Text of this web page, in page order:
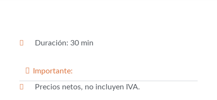
Duración: 30 min
Importante:
Precios netos, no incluyen IVA.